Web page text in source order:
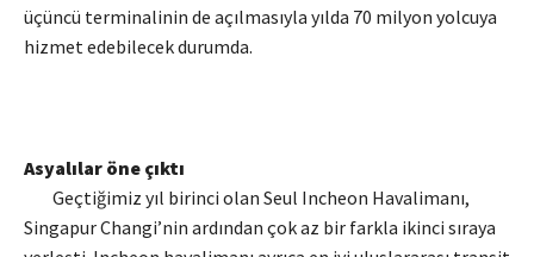
üçüncü terminalinin de açılmasıyla yılda 70 milyon yolcuya
hizmet edebilecek durumda.
Asyalılar öne çıktı
Geçtiğimiz yıl birinci olan Seul Incheon Havalimanı,
Singapur Changi’nin ardından çok az bir farkla ikinci sıraya